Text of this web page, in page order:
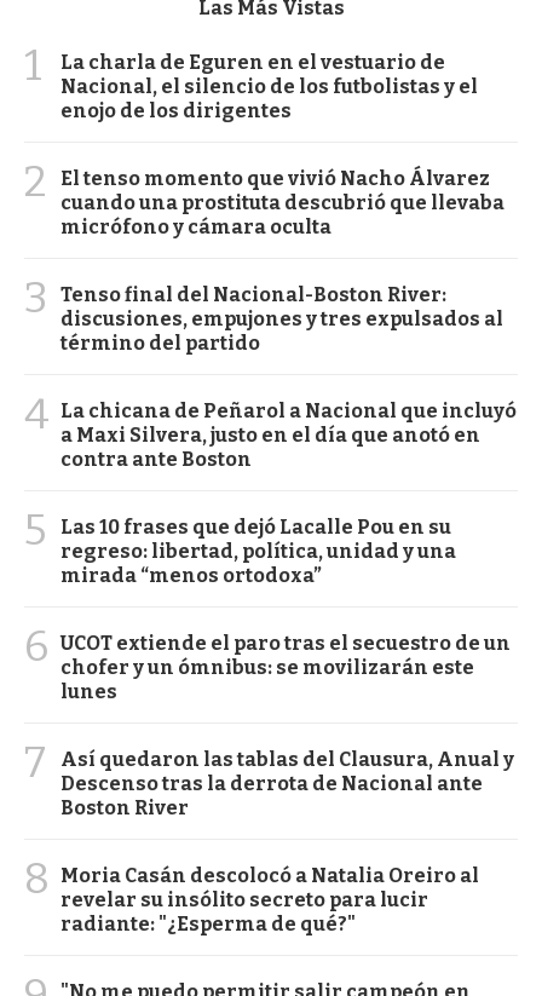
Las Más Vistas
1
La charla de Eguren en el vestuario de
Nacional, el silencio de los futbolistas y el
enojo de los dirigentes
2
El tenso momento que vivió Nacho Álvarez
cuando una prostituta descubrió que llevaba
micrófono y cámara oculta
3
Tenso final del Nacional-Boston River:
discusiones, empujones y tres expulsados al
término del partido
4 La chicana de Peñarol a Nacional que incluyó
a Maxi Silvera, justo en el día que anotó en
contra ante Boston
5
Las 10 frases que dejó Lacalle Pou en su
regreso: libertad, política, unidad y una
mirada “menos ortodoxa”
6 UCOT extiende el paro tras el secuestro de un
chofer y un ómnibus: se movilizarán este
lunes
7
Así quedaron las tablas del Clausura, Anual y
Descenso tras la derrota de Nacional ante
Boston River
8
Moria Casán descolocó a Natalia Oreiro al
revelar su insólito secreto para lucir
radiante: "¿Esperma de qué?"